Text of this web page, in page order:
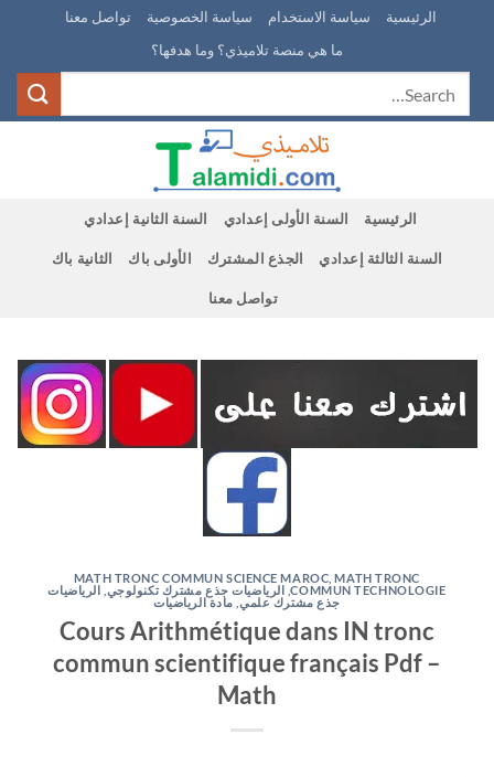
content
الرئيسية سياسة الاستخدام سياسة الخصوصية
تواصل معنا
ما هي منصة تلاميذي؟ وما هدفها؟
الرئيسية السنة الأولى إعدادي السنة الثانية إعدادي
السنة الثالثة إعدادي الجذع المشترك الأولى باك الثانية باك
تواصل معنا
MATH TRONC COMMUN SCIENCE MAROC ,MATH TRONC
COMMUN TECHNOLOGIE
, الرياضيات جذع مشترك تكنولوجي الرياضيات
جذع مشترك علمي, مادة الرياضيات
Cours Arithmétique dans IN tronc
commun scientifique français Pdf –
Math